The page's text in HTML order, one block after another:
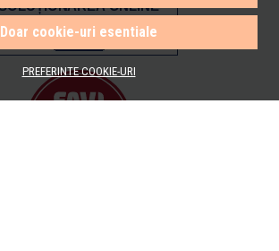
Doar cookie-uri esentiale
PREFERINTE COOKIE-URI